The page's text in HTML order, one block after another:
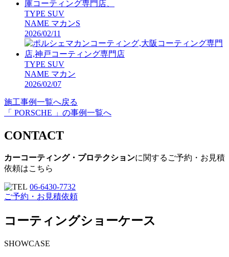
TYPE SUV
NAME マカンS
2026/02/11
TYPE SUV
NAME マカン
2026/02/07
施工事例一覧へ戻る
「 PORSCHE 」の事例一覧へ
CONTACT
カーコーティング・プロテクションに関するご予約・お見積
依頼はこちら
06-6430-7732
ご予約・お見積依頼
コーティングショーケース
SHOWCASE